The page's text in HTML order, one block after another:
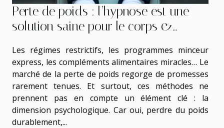
Perte de poids : l’hypnose est une
solution saine pour le corps &
Les régimes restrictifs, les programmes minceur
express, les compléments alimentaires miracles… Le
marché de la perte de poids regorge de promesses
rarement tenues. Et surtout, ces méthodes ne
prennent pas en compte un élément clé : la
dimension psychologique. Car oui, perdre du poids
durablement,...